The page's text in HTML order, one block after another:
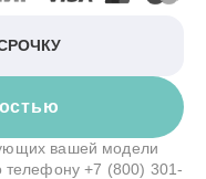
вашей модели
телефону+7 (800) 301-